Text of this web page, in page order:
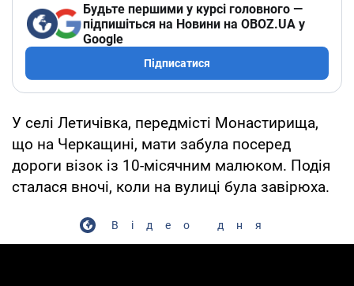
Будьте першими у курсі головного —
підпишіться на Новини на OBOZ.UA у
Google
Підписатися
У селі Летичівка, передмісті Монастирища,
що на Черкащині, мати забула посеред
дороги візок із 10-місячним малюком. Подія
сталася вночі, коли на вулиці була завірюха.
Відео дня